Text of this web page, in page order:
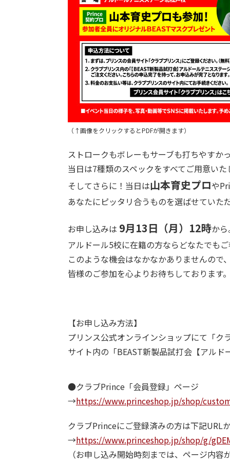
（↑画像をクリックするとPDFが開きます）
ストロークもボレーもサーブも打ちやすか
当日は7種類のスペックをすべてご用意いた
そしてさらに！当日は山本育史プロや
あなたにピッタリ合うものを選ばせていた
お申し込みは 9月13日（月）12時か
アルドール5校に在籍の方ならどなたでも
このような機会はなかなかありませんので
皆様のご参加を心よりお待ちしております
【お申し込み方法】
プリンス公式オンラインショップにて「ク
サイト内の「BEAST新製品試打会【アル
●クラブPrince「会員登録」ページ
→https://www.princeshop.jp/shop/
クラブPrinceにご登録済みの方は下記URL
→https://www.princeshop.jp/shop/g/
（お申し込み開始時刻までは、ページ内容